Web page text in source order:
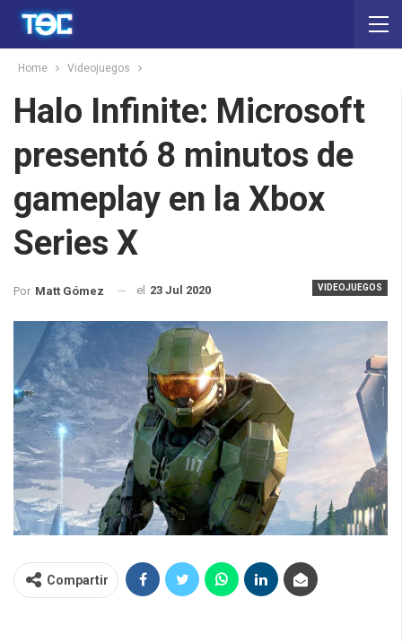
Home Videojuegos
Halo Infinite: Microsoft
presentó 8 minutos de
gameplay en la Xbox
Series X
VIDEOJUEGOS
Por Matt Gómez el 23 Jul 2020
Compartir